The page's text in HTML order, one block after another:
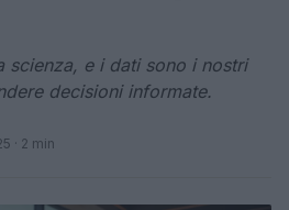
scienza, e i dati sono i nostri
decisioni informate.
· 2 min